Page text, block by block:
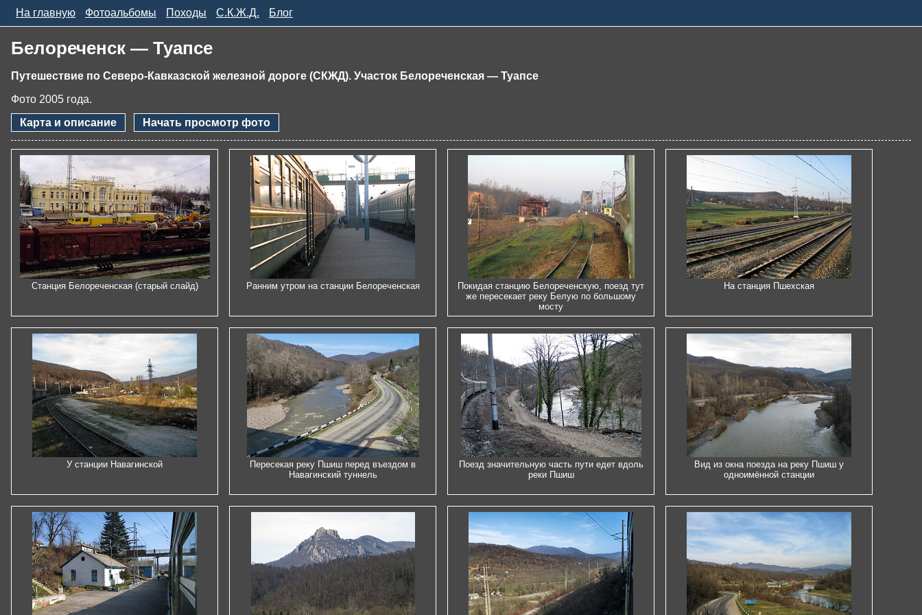
На главную Фотоальбомы Походы С.К.Ж.Д. Блог
Белореченск — Туапсе
Путешествие по Северо-Кавказской железной дороге (СКЖД). Участок Белореченская — Туапсе
Фото 2005 года.
Карта и описание
Начать просмотр фото
Станция Белореченская (старый слайд) Ранним утром на станции Белореченская
Покидая станцию Белореченскую, поезд тут
же пересекает реку Белую по большому
мосту
На станция Пшехская
У станции Навагинской
Пересекая реку Пшиш перед въездом в
Навагинский туннель
Поезд значительную часть пути едет вдоль
реки Пшиш
Вид из окна поезда на реку Пшиш у
одноимённой станции